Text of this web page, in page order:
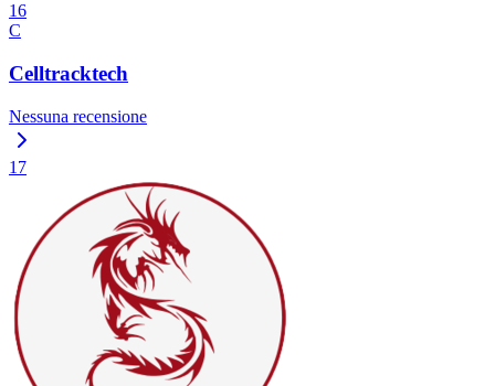
16
C
Celltracktech
Nessuna recensione
17